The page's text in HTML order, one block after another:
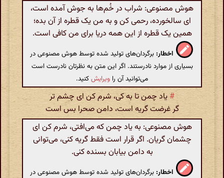
هوش مصنوعی: شراب در خُم‌ها به جوش آمده است،
ای سالخورده، رحمی کن و به من یک قطره از آن بده؛
همین یک قطره از این همه دریا برای من کافی است.
اخطار: برگردان‌های تولید شده توسط هوش مصنوعی در
بسیاری از موارد نادرستند. اگر این متن به نظرتان نادرست است
می‌توانید آن را ویرایشکنید.
# یاد چمن تا به کی، شرم کن ای چشم تر
گر غرضت گریه است، دامن صحرا بس است
هوش مصنوعی: به یاد چمن که می‌افتی، شرم کن ای
چشمان گریان. اگر قرار است فقط گریه کنی، می‌توانی
به دامن بیابان بسنده کنی.
اخطار: برگردان‌های تولید شده توسط هوش مصنوعی در